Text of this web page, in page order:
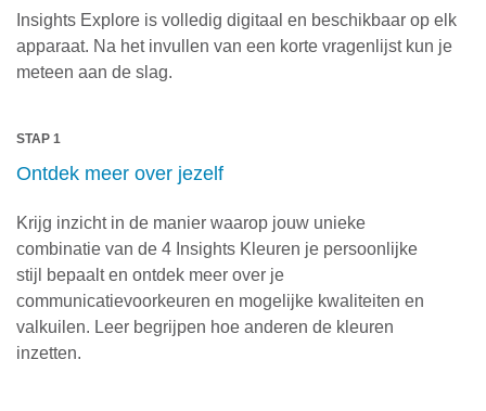
Insights Explore is volledig digitaal en beschikbaar op elk
apparaat. Na het invullen van een korte vragenlijst kun je
meteen aan de slag.
STAP 1
Ontdek meer over jezelf
Krijg inzicht in de manier waarop jouw unieke
combinatie van de 4 Insights Kleuren je persoonlijke
stijl bepaalt en ontdek meer over je
communicatievoorkeuren en mogelijke kwaliteiten en
valkuilen. Leer begrijpen hoe anderen de kleuren
inzetten.